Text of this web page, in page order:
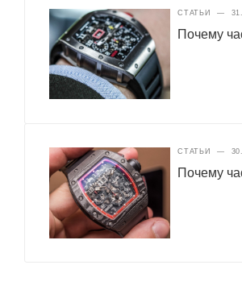
СТАТЬИ —
Почему
СТАТЬИ —
Почему